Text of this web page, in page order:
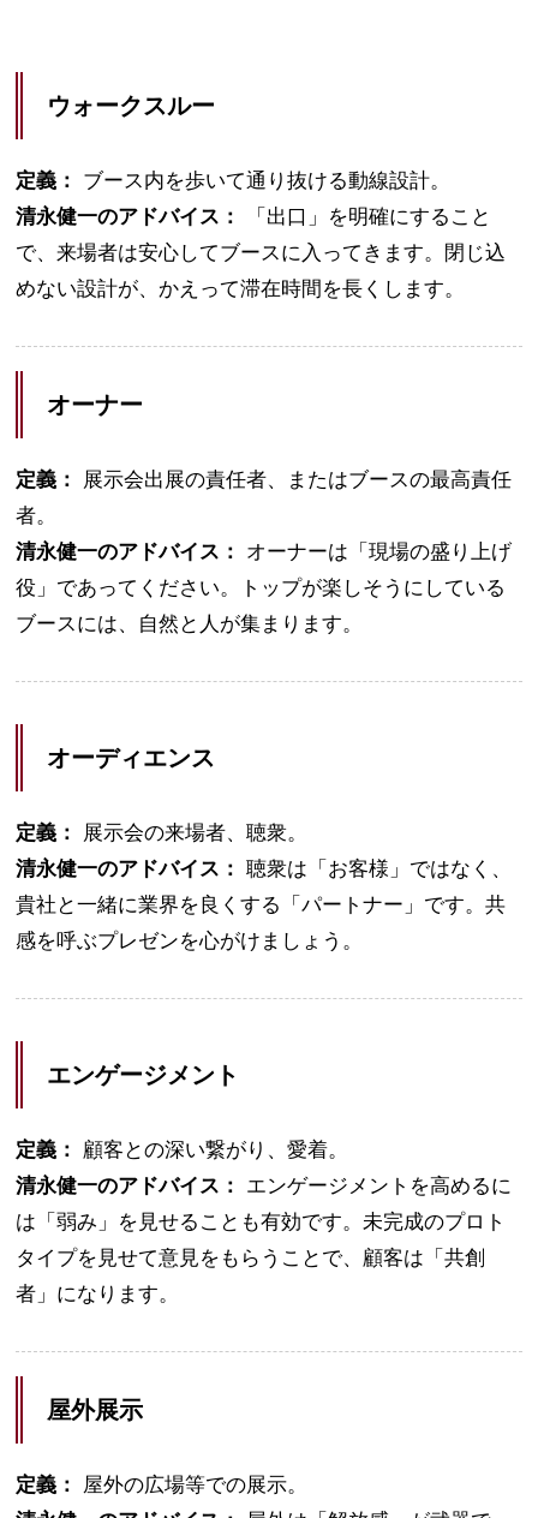
ウォークスルー
定義：
ブース内を歩いて通り抜ける動線設計。
清永健一のアドバイス：
「出口」を明確にすること
で、来場者は安心してブースに入ってきます。閉じ込
めない設計が、かえって滞在時間を長くします。
オーナー
定義：
展示会出展の責任者、またはブースの最高責任
者。
清永健一のアドバイス：
オーナーは「現場の盛り上げ
役」であってください。トップが楽しそうにしている
ブースには、自然と人が集まります。
オーディエンス
定義：
展示会の来場者、聴衆。
清永健一のアドバイス： 聴衆は「お客様」ではなく、
貴社と一緒に業界を良くする「パートナー」です。共
感を呼ぶプレゼンを心がけましょう。
エンゲージメント
定義：
顧客との深い繋がり、愛着。
清永健一のアドバイス：
エンゲージメントを高めるに
は「弱み」を見せることも有効です。未完成のプロト
タイプを見せて意見をもらうことで、顧客は「共創
者」になります。
屋外展示
定義：
屋外の広場等での展示。